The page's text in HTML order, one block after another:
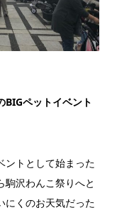
BIGペットイベント
ントとして始まった
駒沢わんこ祭りへと
にくのお天気だった